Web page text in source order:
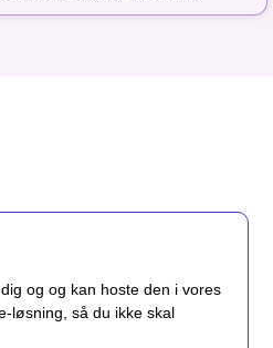
og og kan hoste den i vores
løsning, så du ikke skal